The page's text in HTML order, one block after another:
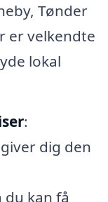
Tønder
er velkendte
lokal
:
dig den
kan få